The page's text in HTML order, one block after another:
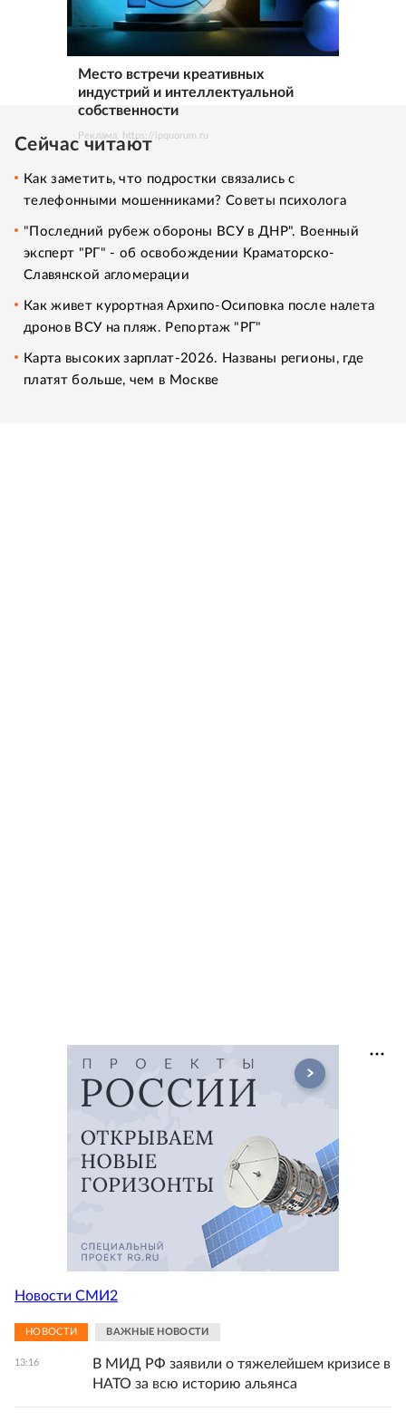
Место встречи креативных
индустрий и интеллектуальной
собственности
Реклама. https://ipquorum.ru
Сейчас читают
Как заметить, что подростки связались с
телефонными мошенниками? Советы психолога
"Последний рубеж обороны ВСУ в ДНР". Военный
эксперт "РГ" - об освобождении Краматорско-
Славянской агломерации
Как живет курортная Архипо-Осиповка после налета
дронов ВСУ на пляж. Репортаж "РГ"
Карта высоких зарплат-2026. Названы регионы, где
платят больше, чем в Москве
Новости СМИ2
НОВОСТИ ВАЖНЫЕ НОВОСТИ
13:16
В МИД РФ заявили о тяжелейшем кризисе в
НАТО за всю историю альянса